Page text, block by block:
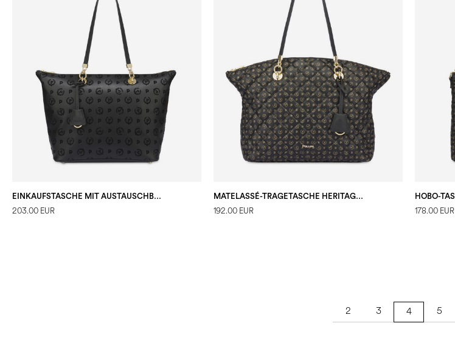
203.00 EUR 192.00 EUR 178.00 EUR
2 3 4 5